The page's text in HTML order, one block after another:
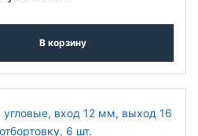
В корзину